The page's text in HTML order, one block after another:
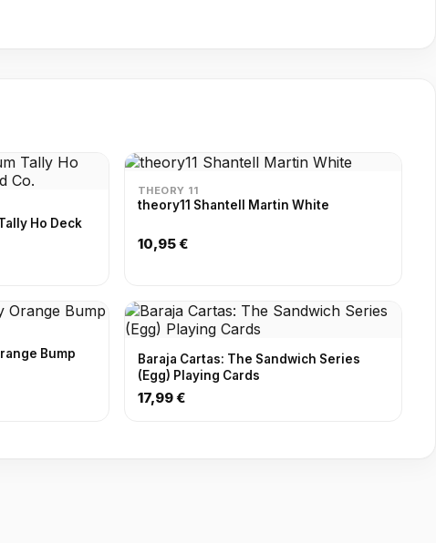
Ho Deck
THEORY 11
theory11 Shantell Martin White
10,95 €
Bump
Baraja Cartas: The Sandwich Series
(Egg) Playing Cards
17,99 €